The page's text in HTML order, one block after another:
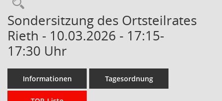
Sondersitzung des Ortsteilrates
Rieth - 10.03.2026 - 17:15-
17:30 Uhr
Informationen Tagesordnung